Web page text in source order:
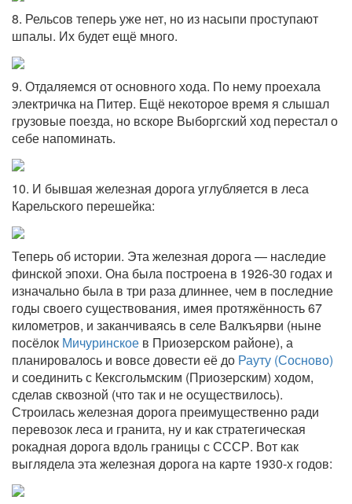
8. Рельсов теперь уже нет, но из насыпи проступают
шпалы. Их будет ещё много.
9. Отдаляемся от основного хода. По нему проехала
электричка на Питер. Ещё некоторое время я слышал
грузовые поезда, но вскоре Выборгский ход перестал о
себе напоминать.
10. И бывшая железная дорога углубляется в леса
Карельского перешейка:
Теперь об истории. Эта железная дорога — наследие
финской эпохи. Она была построена в 1926-30 годах и
изначально была в три раза длиннее, чем в последние
годы своего существования, имея протяжённость 67
километров, и заканчиваясь в селе Валкъярви (ныне
посёлок Мичуринское в Приозерском районе), а
планировалось и вовсе довести её до Рауту (Сосново)
и соединить с Кексгольмским (Приозерским) ходом,
сделав сквозной (что так и не осуществилось).
Строилась железная дорога преимущественно ради
перевозок леса и гранита, ну и как стратегическая
рокадная дорога вдоль границы с СССР. Вот как
выглядела эта железная дорога на карте 1930-х годов: